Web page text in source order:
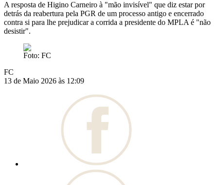
A resposta de Higino Carneiro à "mão invisível" que diz estar por
detrás da reabertura pela PGR de um processo antigo e encerrado
contra si para lhe prejudicar a corrida a presidente do MPLA é "não
desistir".
Foto: FC
FC
13 de Maio 2026 às 12:09